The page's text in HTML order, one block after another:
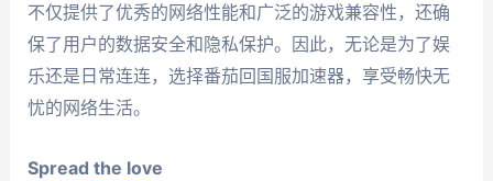
不仅提供了优秀的网络性能和广泛的游戏兼容性，还确
保了用户的数据安全和隐私保护。因此，无论是为了娱
乐还是日常连连，选择番茄回国服加速器，享受畅快无
忧的网络生活。
Spread the love